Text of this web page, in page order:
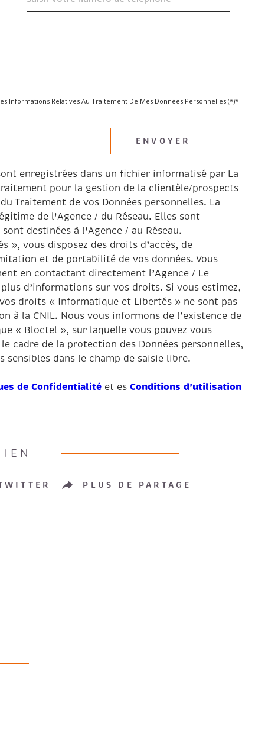
Informations Relatives Au Traitement De Mes Données Personnelles (*)*
ENVOYER
enregistrées dans un fichier informatisé par La
pour la gestion de la clientèle/prospects
Traitement de vos Données personnelles. La
de l'Agence / du Réseau. Elles sont
destinées à l'Agence / au Réseau.
vous disposez des droits d’accès, de
et de portabilité de vos données. Vous
en contactant directement l’Agence / Le
d’informations sur vos droits. Si vous estimez,
droits « Informatique et Libertés » ne sont pas
à la CNIL. Nous vous informons de l’existence de
« Bloctel », sur laquelle vous pouvez vous
le cadre de la protection des Données personnelles,
sensibles dans le champ de saisie libre.
de Confidentialité et es Conditions d'utilisation
PLUS DE PARTAGE